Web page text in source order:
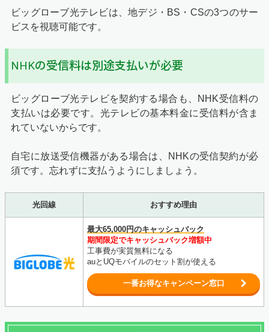
ビッグローブ光テレビは、地デジ・BS・CSの3つのサー
ビスを視聴可能です。
NHKの受信料は別途支払いが必要
ビッグローブ光テレビを契約する場合も、NHK受信料の
支払いは必要です。光テレビの基本料金に受信料が含ま
れていないからです。
自宅に放送受信機器がある場合は、NHKの受信契約が必
須です。忘れずに支払うようにしましょう。
光回線 おすすめ理由
最大65,000円のキャッシュバック
期間限定でキャッシュバック増額中
工事費が実質無料になる
auとUQモバイルのセット割が使える
一番お得なキャンペーン窓口